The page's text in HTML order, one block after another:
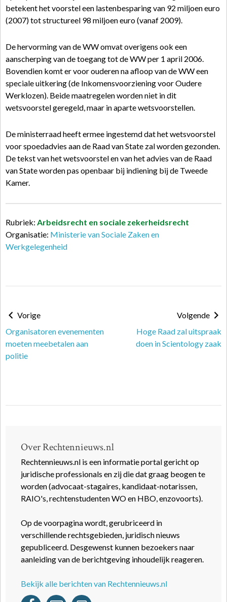
betekent het voorstel een lastenbesparing van 92 miljoen euro
(2007) tot structureel 98 miljoen euro (vanaf 2009).
De hervorming van de WW omvat overigens ook een
aanscherping van de toegang tot de WW per 1 april 2006.
Bovendien komt er voor ouderen na afloop van de WW een
speciale uitkering (de Inkomensvoorziening voor Oudere
Werklozen). Beide maatregelen worden niet in dit
wetsvoorstel geregeld, maar in aparte wetsvoorstellen.
De ministerraad heeft ermee ingestemd dat het wetsvoorstel
voor spoedadvies aan de Raad van State zal worden gezonden.
De tekst van het wetsvoorstel en van het advies van de Raad
van State worden pas openbaar bij indiening bij de Tweede
Kamer.
Rubriek: Arbeidsrecht en sociale zekerheidsrecht
Organisatie: Ministerie van Sociale Zaken en
Werkgelegenheid
Vorige
Organisatoren evenementen
moeten meebetalen aan
politie
Volgende
Hoge Raad zal uitspraak
doen in Scientology zaak
Over Rechtennieuws.nl
Rechtennieuws.nl is een informatie portal gericht op
juridische professionals en zij die dat graag beogen te
worden (advocaat-stagaires, kandidaat-notarissen,
RAIO's, rechtenstudenten WO en HBO, enzovoorts).
Op de voorpagina wordt, gerubriceerd in
verschillende rechtsgebieden, juridisch nieuws
gepubliceerd. Desgewenst kunnen bezoekers naar
aanleiding van de berichtgeving inhoudelijk reageren.
Bekijk alle berichten van Rechtennieuws.nl